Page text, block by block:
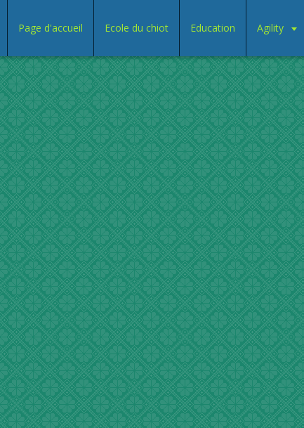
Page d'accueil Ecole du chiot Education Agility